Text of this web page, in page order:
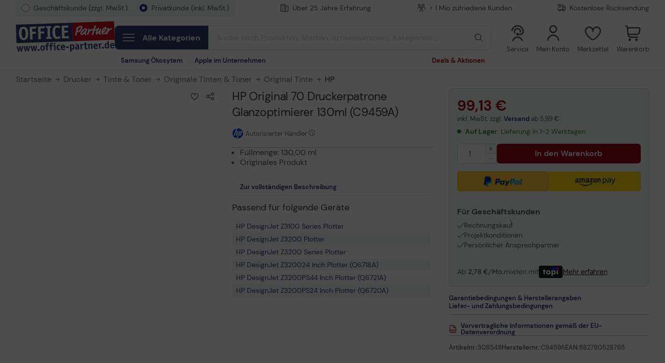
Geschäftskunde (zzgl. MwSt.) Privatkunde (inkl. MwSt.) Über 25 Jahre Erfahrung > 1 Mio zufriedene Kunden Kostenlose Rücksendung
Alle Kategorien
Samsung Ökosytem Apple im Unternehmen Deals & Aktionen
Service Mein Konto Merkzettel Warenkorb
Startseite Drucker Tinte & Toner Originale Tinten & Toner Original Tinte HP
HP Original 70 Druckerpatrone
Glanzoptimierer 130ml (C9459A)
Autorisierter Händler
Füllmenge: 130,00 ml
Originales Produkt
Zur vollständigen Beschreibung
Passend für folgende Geräte
HP DesignJet Z3100 Series Plotter
HP DesignJet Z3200 Plotter
HP DesignJet Z3200 Series Plotter
HP DesignJet Z320024 Inch Plotter (Q6718A)
HP DesignJet Z3200PS44 Inch Plotter (Q6721A)
HP DesignJet Z3200PS24 Inch Plotter (Q6720A)
99,13 €
inkl. MwSt. zzgl. Versandab 5,99 €
Auf Lager: Lieferung in 1-2 Werktagen
In den Warenkorb
Für Geschäftskunden
Rechnungskauf
1
Projektkonditionen
Persönlicher Ansprechpartner
Ab 2,78 €/Mo.mieten mit Mehr erfahren
Garantiebedingungen & Herstellerangaben
Liefer- und Zahlungsbedingungen
Vorvertragliche Informationen gemäß der EU-
Datenverordnung
Artikelnr.:308548Herstellernr.:C9459AEAN:882780528765